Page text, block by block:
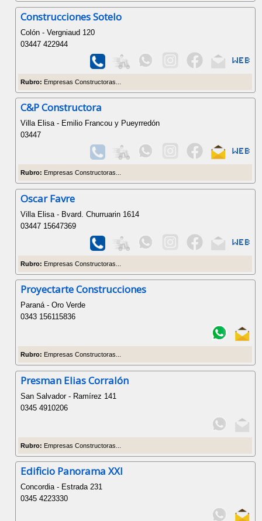
Construcciones Sotelo
Colón - Vergniaud 120
03447 422944
Rubro: Empresas Constructoras...
C&P Constructora
Villa Elisa - Emilio Francou y Pueyrredón
03447
Rubro: Empresas Constructoras...
Oscar Favre
Villa Elisa - Bvard. Churruarin 1614
03447 15647369
Rubro: Empresas Constructoras...
Proyectarte Construcciones
Paraná - Oro Verde
0343 156115836
Rubro: Empresas Constructoras...
Presman Elias Corralón
San Salvador - Ramírez 141
0345 4910206
Rubro: Empresas Constructoras...
Edificio Panorama XXI
Concordia - Estrada 231
0345 4223330